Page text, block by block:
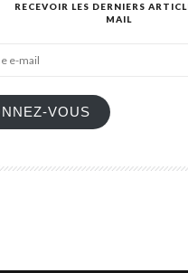
RECEVOIR LES DERNIERS
MAIL
VOUS